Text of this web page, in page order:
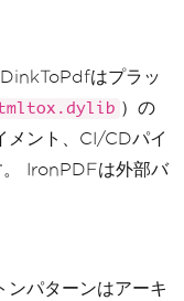
はプラッ
）の
メント、CI/CDパイ
。 IronPDFは外部バ
ンパターンはアーキ